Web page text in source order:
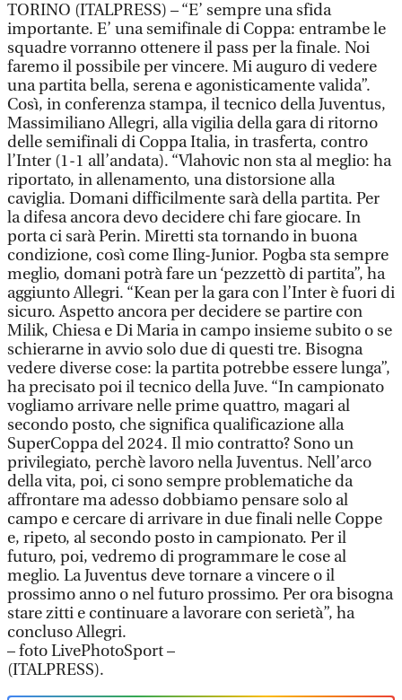
TORINO (ITALPRESS) – “E’ sempre una sfida
importante. E’ una semifinale di Coppa: entrambe le
squadre vorranno ottenere il pass per la finale. Noi
faremo il possibile per vincere. Mi auguro di vedere
una partita bella, serena e agonisticamente valida”.
Così, in conferenza stampa, il tecnico della Juventus,
Massimiliano Allegri, alla vigilia della gara di ritorno
delle semifinali di Coppa Italia, in trasferta, contro
l’Inter (1-1 all’andata). “Vlahovic non sta al meglio: ha
riportato, in allenamento, una distorsione alla
caviglia. Domani difficilmente sarà della partita. Per
la difesa ancora devo decidere chi fare giocare. In
porta ci sarà Perin. Miretti sta tornando in buona
condizione, così come Iling-Junior. Pogba sta sempre
meglio, domani potrà fare un ‘pezzettò di partita”, ha
aggiunto Allegri. “Kean per la gara con l’Inter è fuori di
sicuro. Aspetto ancora per decidere se partire con
Milik, Chiesa e Di Maria in campo insieme subito o se
schierarne in avvio solo due di questi tre. Bisogna
vedere diverse cose: la partita potrebbe essere lunga”,
ha precisato poi il tecnico della Juve. “In campionato
vogliamo arrivare nelle prime quattro, magari al
secondo posto, che significa qualificazione alla
SuperCoppa del 2024. Il mio contratto? Sono un
privilegiato, perchè lavoro nella Juventus. Nell’arco
della vita, poi, ci sono sempre problematiche da
affrontare ma adesso dobbiamo pensare solo al
campo e cercare di arrivare in due finali nelle Coppe
e, ripeto, al secondo posto in campionato. Per il
futuro, poi, vedremo di programmare le cose al
meglio. La Juventus deve tornare a vincere o il
prossimo anno o nel futuro prossimo. Per ora bisogna
stare zitti e continuare a lavorare con serietà”, ha
concluso Allegri.
– foto LivePhotoSport –
(ITALPRESS).